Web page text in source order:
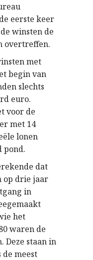
eerste keer
winsten de
overtreffen.
met
begin van
slechts
euro.
voor de
met 14
lonen
pond.
dat
op drie jaar
in
het
waren de
Deze staan in
meest